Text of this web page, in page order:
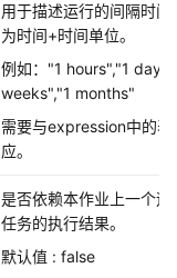
用于描述运行的间隔时间
为时间+时间单位。
例如："1 hours","1
weeks","1 months"
需要与expression中的表
应。
是否依赖本作业上一个运
任务的执行结果。
默认值 : false